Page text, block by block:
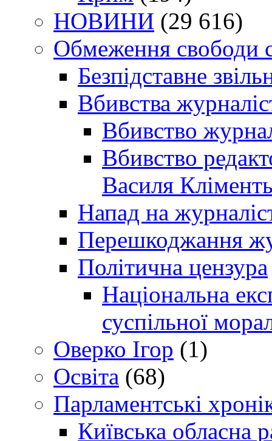
НОВИНИ (29 616)
Обмеження свободи
Безпідставне
Вбивства
Вбивство
Вбивство
Василя
Напад на
Перешкоджання
Політична цензура
Національна
суспільної
Оверко Ігор (1)
Освіта (68)
Парламентські
Київська обласна